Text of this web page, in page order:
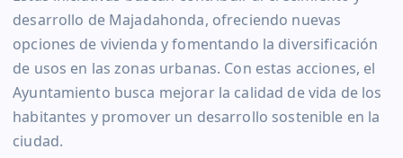
desarrollo de Majadahonda, ofreciendo nuevas
opciones de vivienda y fomentando la diversificación
de usos en las zonas urbanas. Con estas acciones, el
Ayuntamiento busca mejorar la calidad de vida de los
habitantes y promover un desarrollo sostenible en la
ciudad.